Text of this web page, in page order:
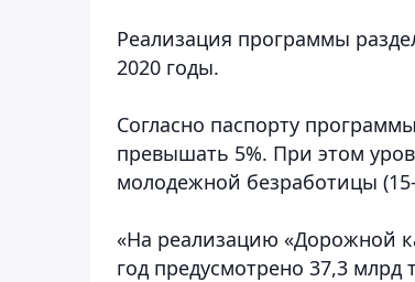
Реализация программы
2020 годы.
Согласно паспорту
превышать 5%. При этом
молодежной безработицы
«На реализацию «Дорожной
год предусмотрено 37,3 млрд